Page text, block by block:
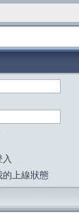
的上線狀態